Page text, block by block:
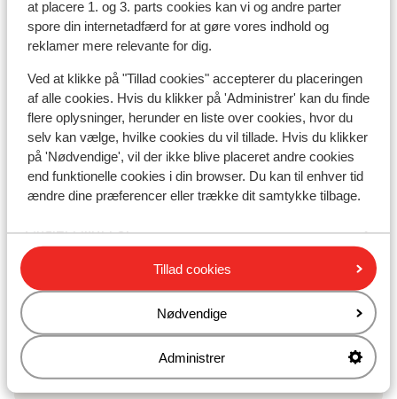
at placere 1. og 3. parts cookies kan vi og andre parter
spore din internetadfærd for at gøre vores indhold og
reklamer mere relevante for dig.
Ved at klikke på "Tillad cookies" accepterer du placeringen
af alle cookies. Hvis du klikker på 'Administrer' kan du finde
flere oplysninger, herunder en liste over cookies, hvor du
selv kan vælge, hvilke cookies du vil tillade. Hvis du klikker
på 'Nødvendige', vil der ikke blive placeret andre cookies
end funktionelle cookies i din browser. Du kan til enhver tid
ændre dine præferencer eller trække dit samtykke tilbage.
Tillad cookies
Nødvendige
Administrer
Résidence Le Hameau de Mottaret
Résidence Les Sentiers du Tueda
Résidence Britania
Résidence PV Premium Les Chalets du Forum
Chalet Elliot Est
Chalet Elliot Ouest
Chalet Lea
Chalet Morgane